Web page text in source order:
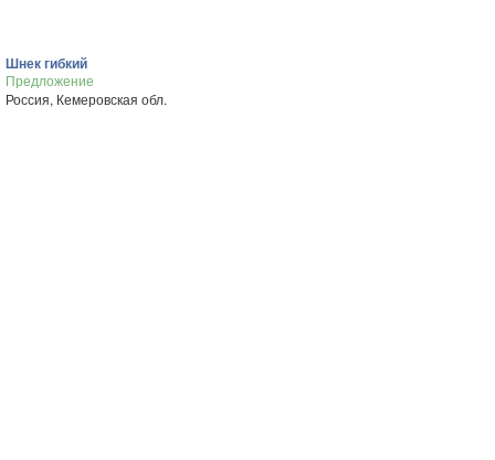
Шнек гибкий
Предложение
Россия, Кемеровская обл.